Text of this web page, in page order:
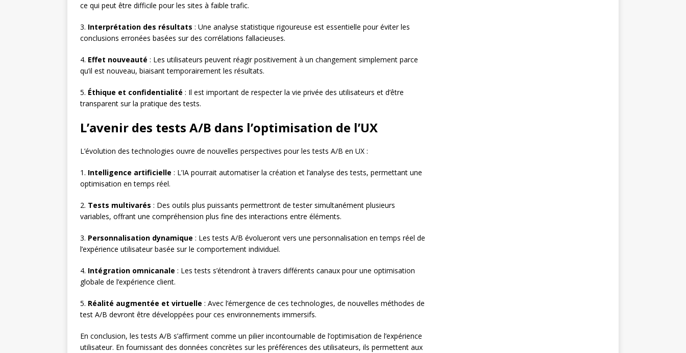
ce qui peut être difficile pour les sites à faible trafic.
3. Interprétation des résultats : Une analyse statistique rigoureuse est essentielle pour éviter les
conclusions erronées basées sur des corrélations fallacieuses.
4. Effet nouveauté : Les utilisateurs peuvent réagir positivement à un changement simplement parce
qu’il est nouveau, biaisant temporairement les résultats.
5. Éthique et confidentialité : Il est important de respecter la vie privée des utilisateurs et d’être
transparent sur la pratique des tests.
L’avenir des tests A/B dans l’optimisation de l’UX
L’évolution des technologies ouvre de nouvelles perspectives pour les tests A/B en UX :
1. Intelligence artificielle : L’IA pourrait automatiser la création et l’analyse des tests, permettant une
optimisation en temps réel.
2. Tests multivarés : Des outils plus puissants permettront de tester simultanément plusieurs
variables, offrant une compréhension plus fine des interactions entre éléments.
3. Personnalisation dynamique : Les tests A/B évolueront vers une personnalisation en temps réel de
l’expérience utilisateur basée sur le comportement individuel.
4. Intégration omnicanale : Les tests s’étendront à travers différents canaux pour une optimisation
globale de l’expérience client.
5. Réalité augmentée et virtuelle : Avec l’émergence de ces technologies, de nouvelles méthodes de
test A/B devront être développées pour ces environnements immersifs.
En conclusion, les tests A/B s’affirment comme un pilier incontournable de l’optimisation de l’expérience
utilisateur. En fournissant des données concrètes sur les préférences des utilisateurs, ils permettent aux